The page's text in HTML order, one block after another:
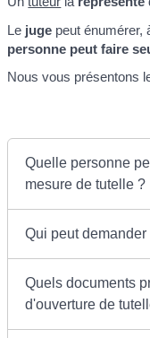
Le juge peut
personne peut faire
Nous vous présentons
Quelle personne
mesure de tutelle ?
Qui peut
Quels documents
d'ouverture de